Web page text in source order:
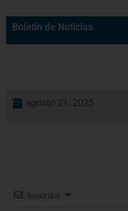
Boletín de Noticias
agosto 21, 2025
Suscribir